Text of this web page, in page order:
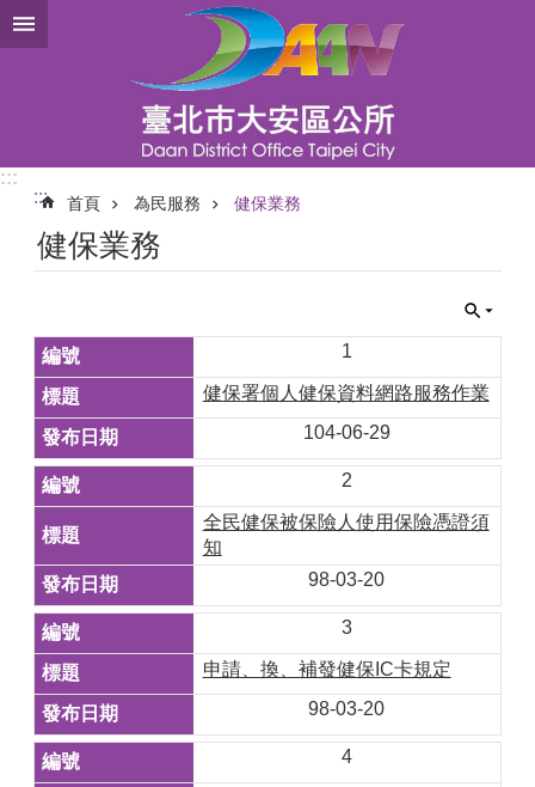
跳到主要內容區塊
:::
:::
首頁 為民服務 健保業務
健保業務
1
健保署個人健保資料網路服務作業
104-06-29
2
全民健保被保險人使用保險憑證須
知
98-03-20
3
申請、換、補發健保IC卡規定
98-03-20
4